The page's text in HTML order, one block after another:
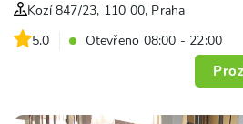
Kozí 847/23, 110 00, Praha
5.0
Otevřeno 08:00 - 22:00